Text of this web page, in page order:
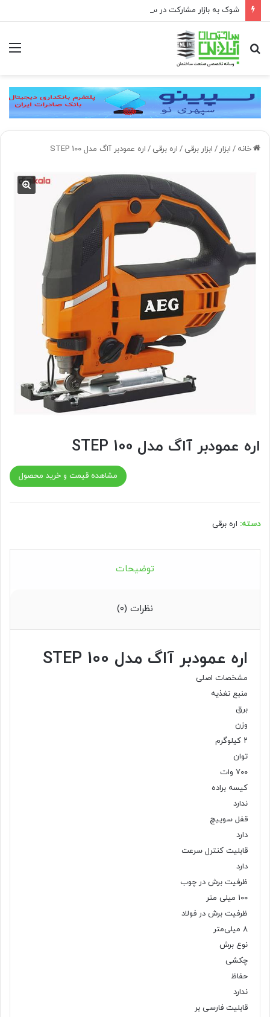
جستجو
برای
خانه / ابزار / ابزار برقی / اره برقی / اره عمودبر آاگ مدل STEP 100
اره عمودبر آاگ مدل STEP 100
مشاهده قیمت و خرید محصول
دسته: اره برقی
توضیحات
نظرات (۰)
اره عمودبر آاگ مدل STEP 100
مشخصات اصلی
منبع تغذیه
برق
وزن
۲ کیلوگرم
توان
۷۰۰ وات
کیسه براده
ندارد
قفل سوییچ
دارد
قابلیت کنترل سرعت
دارد
ظرفیت برش در چوب
۱۰۰ میلی متر
ظرفیت برش در فولاد
۸ میلی‌متر
نوع برش
چکشی
حفاظ
ندارد
قابلیت فارسی بر